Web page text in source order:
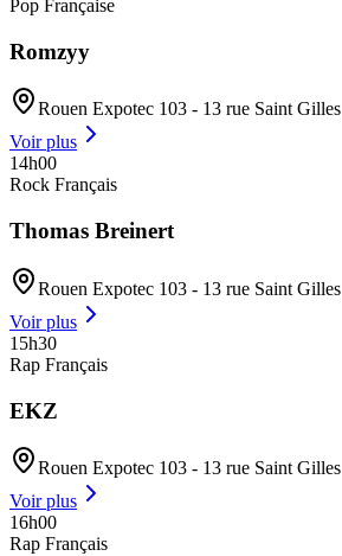
Pop Française
Romzyy
Rouen Expotec 103 - 13 rue Saint Gilles
Voir plus
14h00
Rock Français
Thomas Breinert
Rouen Expotec 103 - 13 rue Saint Gilles
Voir plus
15h30
Rap Français
EKZ
Rouen Expotec 103 - 13 rue Saint Gilles
Voir plus
16h00
Rap Français